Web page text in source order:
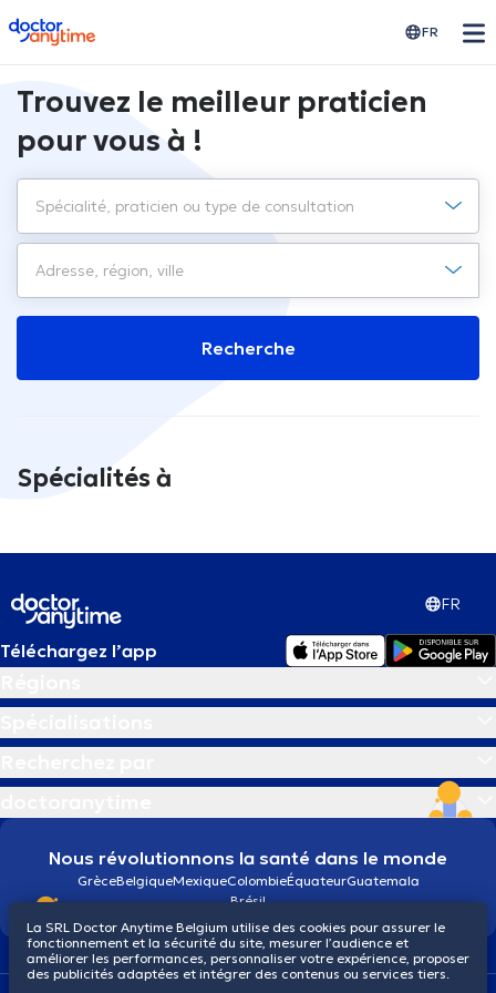
doctoranytime FR
Trouvez le meilleur praticien
pour vous à !
Recherche
Spécialités à
FR
Téléchargez l’app
Nous révolutionnons la santé dans le monde
GrèceBelgiqueMexiqueColombieÉquateurGuatemala
Brésil
La SRL Doctor Anytime Belgium utilise des cookies pour assurer le
fonctionnement et la sécurité du site, mesurer l’audience et
améliorer les performances, personnaliser votre expérience, proposer
des publicités adaptées et intégrer des contenus ou services tiers.